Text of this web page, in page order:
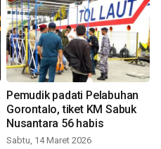
Pemudik padati Pelabuhan
Gorontalo, tiket KM Sabuk
Nusantara 56 habis
Sabtu, 14 Maret 2026